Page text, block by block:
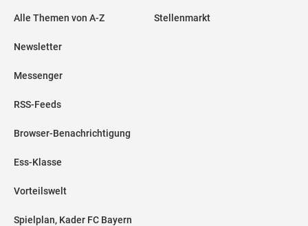
Alle Themen von A-Z
Newsletter
Messenger
RSS-Feeds
Browser-Benachrichtigung
Ess-Klasse
Vorteilswelt
Spielplan, Kader FC Bayern
Stellenmarkt